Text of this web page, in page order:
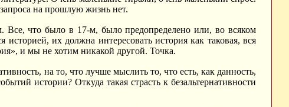
на прошлую жизнь нет.
что было в 17-м, было предопределено или, во всяком
их должна интересовать история как таковая, вся
и мы не хотим никакой другой. Точка.
на то, что лучше мыслить то, что есть, как данность,
истории? Откуда такая страсть к безальтернативности